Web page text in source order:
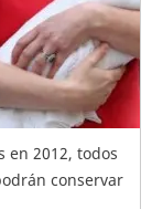
en 2012, todos
conservar